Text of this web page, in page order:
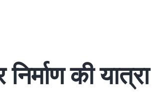
की यात्रा